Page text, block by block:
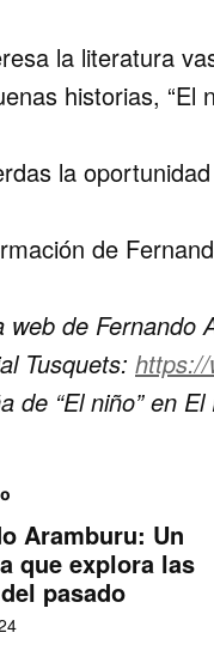
la literatura
historias, “El
la
de
web de Fernando
Tusquets:
de “El niño” en El
Aramburu: Un
que explora las
pasado